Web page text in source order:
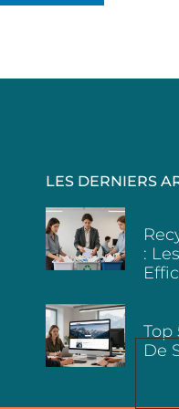
LES DERNIERS
:
Top
De